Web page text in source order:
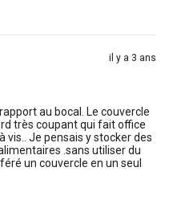
il y a 3 ans
au bocal. Le couvercle
très coupant qui fait office
vis.. Je pensais y stocker des
.sans utiliser du
un couvercle en un seul